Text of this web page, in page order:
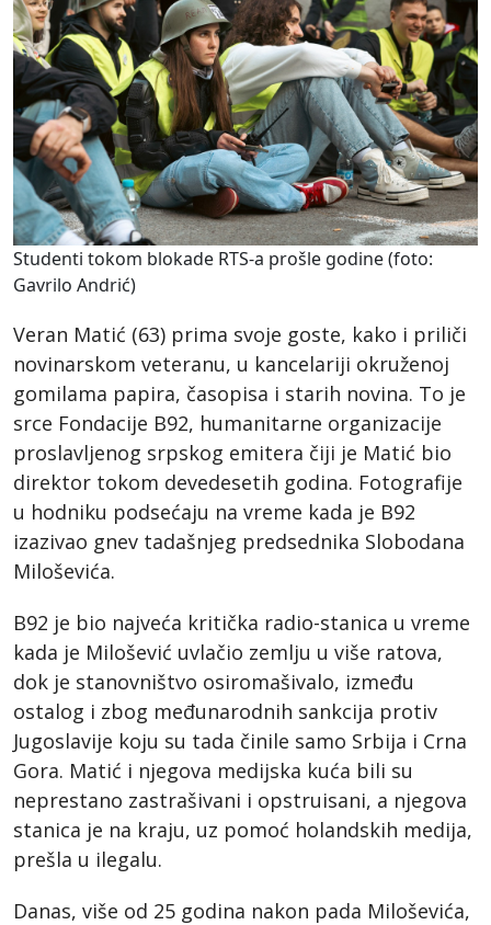
Studenti tokom blokade RTS-a prošle godine (foto:
Gavrilo Andrić)
Veran Matić (63) prima svoje goste, kako i priliči
novinarskom veteranu, u kancelariji okruženoj
gomilama papira, časopisa i starih novina. To je
srce Fondacije B92, humanitarne organizacije
proslavljenog srpskog emitera čiji je Matić bio
direktor tokom devedesetih godina. Fotografije
u hodniku podsećaju na vreme kada je B92
izazivao gnev tadašnjeg predsednika Slobodana
Miloševića.
B92 je bio najveća kritička radio-stanica u vreme
kada je Milošević uvlačio zemlju u više ratova,
dok je stanovništvo osiromašivalo, između
ostalog i zbog međunarodnih sankcija protiv
Jugoslavije koju su tada činile samo Srbija i Crna
Gora. Matić i njegova medijska kuća bili su
neprestano zastrašivani i opstruisani, a njegova
stanica je na kraju, uz pomoć holandskih medija,
prešla u ilegalu.
Danas, više od 25 godina nakon pada Miloševića,